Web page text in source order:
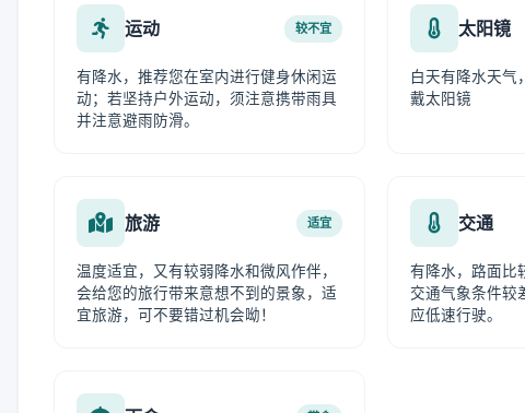
运动 较不宜
有降水，推荐您在室内进行健身休闲运
动；若坚持户外运动，须注意携带雨具
并注意避雨防滑。
太阳镜
白天有降水天气
戴太阳镜
旅游 适宜
温度适宜，又有较弱降水和微风作伴，
会给您的旅行带来意想不到的景象，适
宜旅游，可不要错过机会呦！
交通
有降水，路面比
交通气象条件较
应低速行驶。